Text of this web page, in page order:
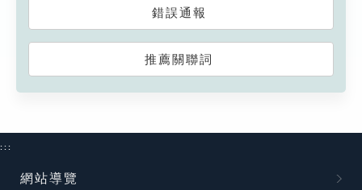
錯誤通報
推薦關聯詞
:::
網站導覽